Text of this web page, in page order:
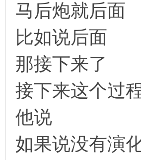
马后炮就后面
比如说后面
那接下来了
接下来这个过
他说
如果说没有演